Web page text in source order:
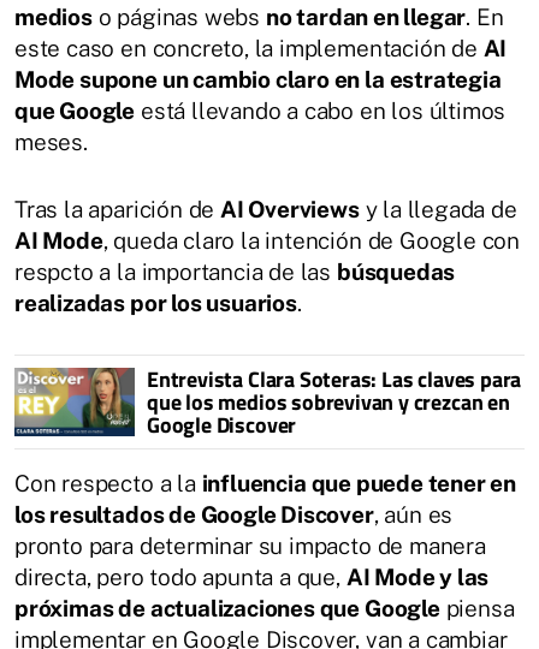
medioso páginas webs no tardan en llegar. En
este caso en concreto, la implementación de AI
Mode supone un cambio claro en la estrategia
que Google está llevando a cabo en los últimos
meses.
Tras la aparición de AI Overviewsy la llegada de
AI Mode, queda claro la intención de Google con
respcto a la importancia de las búsquedas
realizadas por los usuarios.
Entrevista Clara Soteras: Las claves para
que los medios sobrevivan y crezcan en
Google Discover
Con respecto a la influencia que puede tener en
los resultados de Google Discover, aún es
pronto para determinar su impacto de manera
directa, pero todo apunta a que, AI Mode y las
próximas de actualizaciones que Googlepiensa
implementar en Google Discover, van a cambiar